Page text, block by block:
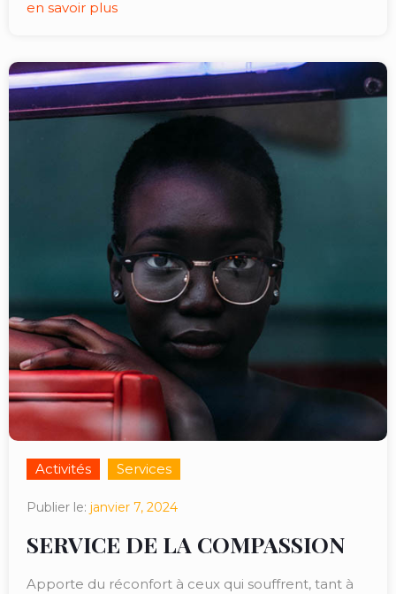
en savoir plus
Activités Services
Publier le: janvier 7, 2024
SERVICE DE LA COMPASSION
Apporte du réconfort à ceux qui souffrent, tant à